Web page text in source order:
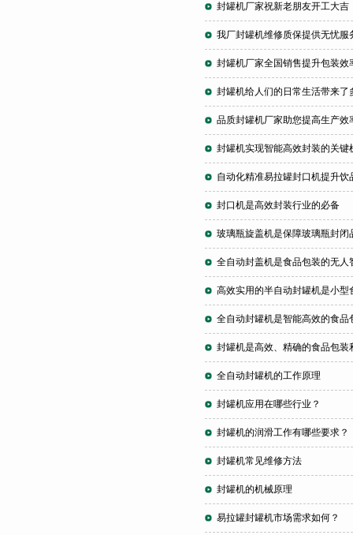
封罐机厂家祝新老朋友开工大吉
我厂封罐机维修质保提供无忧服
封罐机厂家全国销售提升包装效
封罐机给人们的日常生活带来了
品质封罐机厂家助您提高生产效
封罐机实现智能高效封装的关键
自动化精准易拉罐封口机提升饮
封口机是高效封装行业的必备
玻璃瓶旋盖机是保障玻璃瓶封闭
全自动封盖机是食品包装的无人
高效实用的半自动封罐机是小型
全自动封罐机是智能高效的食品
封罐机是高效、精确的食品包装
全自动封罐机的工作原理
封罐机应用在哪些行业？
封罐机的润滑工作有哪些要求？
封罐机常见维修方法
封罐机的机械原理
易拉罐封罐机市场需求如何？